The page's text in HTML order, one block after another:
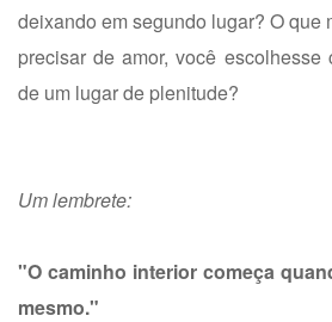
deixando em segundo lugar? O que
precisar de amor, você escolhesse
de um lugar de plenitude?
Um lembrete:
"O caminho interior começa
mesmo."